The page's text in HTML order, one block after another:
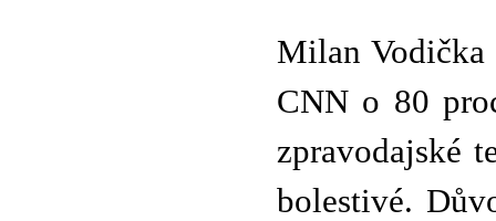
Milan Vodička
CNN o 80
zpravodajské
bolestivé.